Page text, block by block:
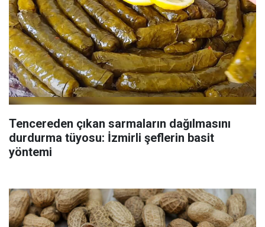
Tencereden çıkan sarmaların dağılmasını
durdurma tüyosu: İzmirli şeflerin basit
yöntemi